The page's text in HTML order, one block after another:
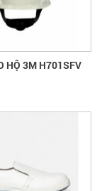
HỘ 3M H701SFV